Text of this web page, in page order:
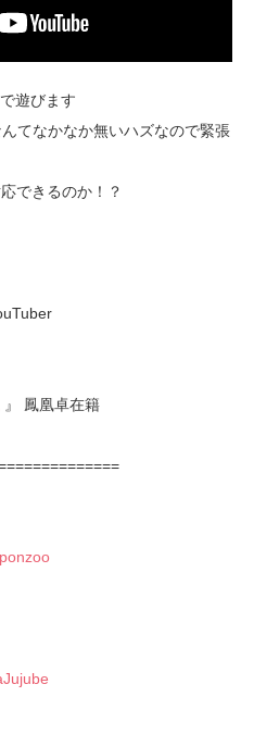
遊びます
てなかなか無いハズなので緊張
できるのか！？
』 鳳凰卓在籍